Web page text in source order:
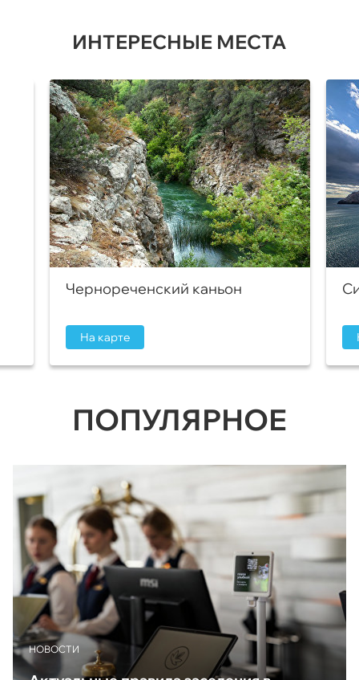
ИНТЕРЕСНЫЕ МЕСТА
Чернореченский каньон
На карте
ПОПУЛЯРНОЕ
НОВОСТИ